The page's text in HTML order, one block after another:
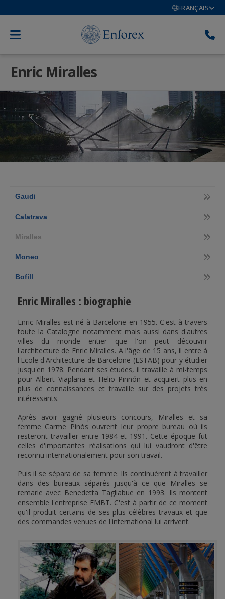
FRANÇAIS
Enric Miralles
Gaudi
Calatrava
Miralles
Moneo
Bofill
Enric Miralles : biographie
Enric Miralles est né à Barcelone en 1955. C'est à travers
toute la Catalogne notamment mais aussi dans d'autres
villes du monde entier que l'on peut découvrir
l'architecture de Enric Miralles. A l'âge de 15 ans, il entre à
l'Ecole d'Architecture de Barcelone (ESTAB) pour y étudier
jusqu'en 1978. Pendant ses études, il travaille à mi-temps
pour Albert Viaplana et Helio Pinñón et acquiert plus en
plus de connaissances et travaille sur des projets très
intéressants.
Après avoir gagné plusieurs concours, Miralles et sa
femme Carme Pinós ouvrent leur propre bureau où ils
resteront travailler entre 1984 et 1991. Cette époque fut
celles d'importantes réalisations qui lui vaudront d'être
reconnu internationalement pour son travail.
Puis il se sépara de sa femme. Ils continuèrent à travailler
dans des bureaux séparés jusqu'à ce que Miralles se
remarie avec Benedetta Tagliabue en 1993. Ils montent
ensemble l'entreprise EMBT. C'est à partir de ce moment
qu'il produit certains de ses plus célèbres travaux et que
des commandes venues de l'international lui arrivent.